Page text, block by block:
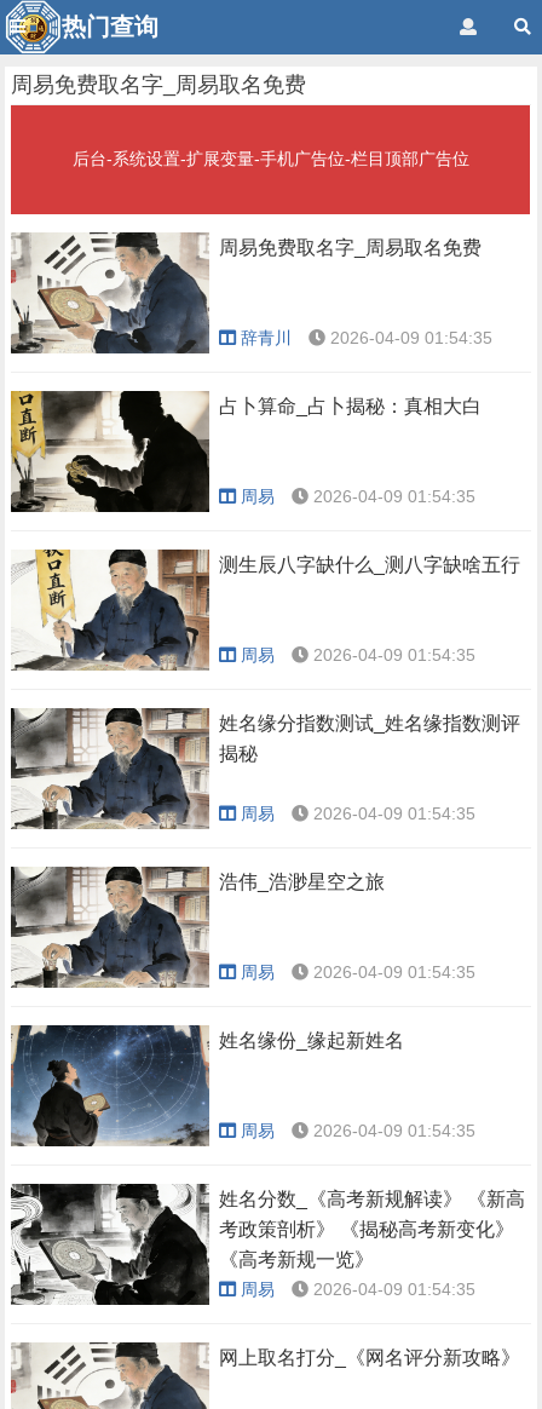
热门查询
周易免费取名字_周易取名免费
后台-系统设置-扩展变量-手机广告位-栏目顶部广告位
周易免费取名字_周易取名免费
辞青川 2026-04-09 01:54:35
占卜算命_占卜揭秘：真相大白
周易 2026-04-09 01:54:35
测生辰八字缺什么_测八字缺啥五行
周易 2026-04-09 01:54:35
姓名缘分指数测试_姓名缘指数测评
揭秘
周易 2026-04-09 01:54:35
浩伟_浩渺星空之旅
周易 2026-04-09 01:54:35
姓名缘份_缘起新姓名
周易 2026-04-09 01:54:35
姓名分数_《高考新规解读》 《新高
考政策剖析》 《揭秘高考新变化》
《高考新规一览》
周易 2026-04-09 01:54:35
网上取名打分_《网名评分新攻略》